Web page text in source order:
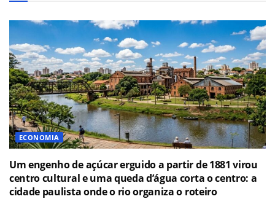
ECONOMIA
Um engenho de açúcar erguido a partir de 1881 virou
centro cultural e uma queda d’água corta o centro: a
cidade paulista onde o rio organiza o roteiro